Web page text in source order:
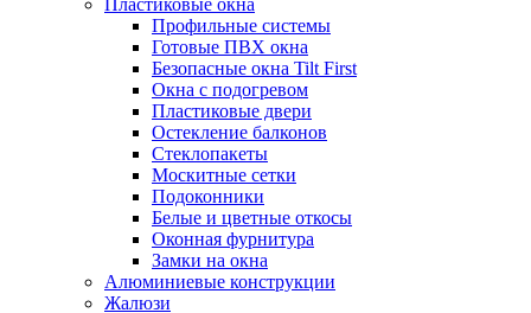
Пластиковые окна
Профильные системы
Готовые ПВХ окна
Безопасные окна Tilt First
Окна с подогревом
Пластиковые двери
Остекление балконов
Стеклопакеты
Москитные сетки
Подоконники
Белые и цветные откосы
Оконная фурнитура
Замки на окна
Алюминиевые конструкции
Жалюзи